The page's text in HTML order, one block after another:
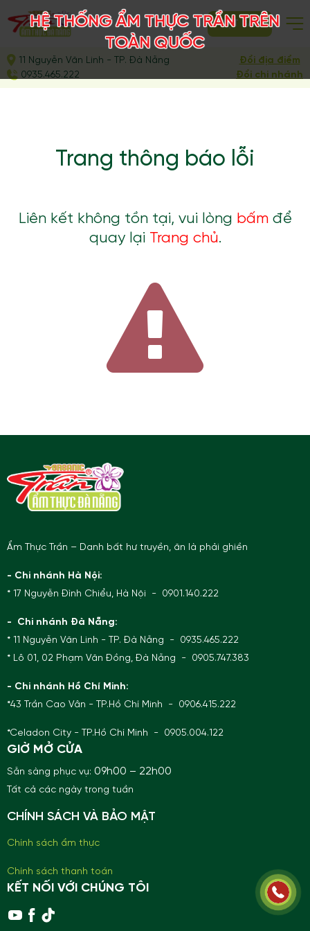
ĐẶT BÀN
11 Nguyễn Văn Linh - TP. Đà Nẵng
0935.465.222
Đổi địa điểm
Đổi chi nhánh
Trang thông báo lỗi
Liên kết không tồn tại, vui lòng bấmđể
quay lại Trang chủ.
Ẩm Thực Trần – Danh bất hư truyền, ăn là phải ghiền
- Chi nhánh Hà Nội:
* 17 Nguyễn Đình Chiểu, Hà Nội - 0901.140.222
- Chi nhánh Đà Nẵng:
* 11 Nguyễn Văn Linh - TP. Đà Nẵng - 0935.465.222
* Lô 01, 02 Phạm Văn Đồng, Đà Nẵng - 0905.747.383
- Chi nhánh Hồ Chí Minh:
*43 Trần Cao Vân - TP.Hồ Chí Minh - 0906.415.222
*Celadon City - TP.Hồ Chí Minh - 0905.004.122
GIỜ MỞ CỬA
Sẵn sàng phục vụ: 09h00 – 22h00
Tất cả các ngày trong tuần
CHÍNH SÁCH VÀ BẢO MẬT
Chính sách ẩm thực
Chính sách thanh toán
KẾT NỐI VỚI CHÚNG TÔI
HỆ THỐNG ẨM THỰC TRẦN TRÊN
TOÀN QUỐC